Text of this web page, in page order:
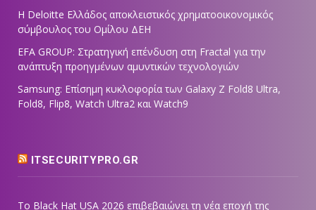
Η Deloitte Ελλάδος αποκλειστικός χρηματοοικονομικός
σύμβουλος του Ομίλου ΔΕΗ
EFA GROUP: Στρατηγική επένδυση στη Fractal για την
ανάπτυξη προηγμένων αμυντικών τεχνολογιών
Samsung: Επίσημη κυκλοφορία των Galaxy Z Fold8 Ultra,
Fold8, Flip8, Watch Ultra2 και Watch9
ITSECURITYPRO.GR
Το Black Hat USA 2026 επιβεβαιώνει τη νέα εποχή της